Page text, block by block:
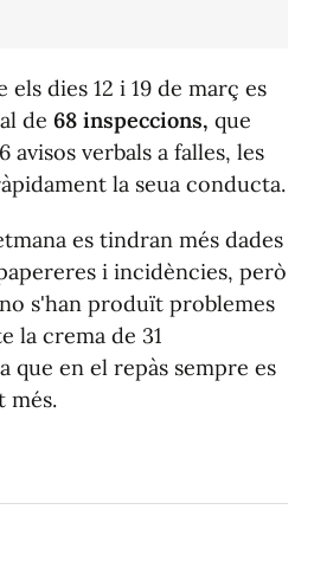
dies 12 i 19 de març es
de 68 inspeccions, que
avisos verbals a falles, les
la seua conducta.
es tindran més dades
i incidències, però
s'han produït problemes
la crema de 31
que en el repàs sempre es
més.